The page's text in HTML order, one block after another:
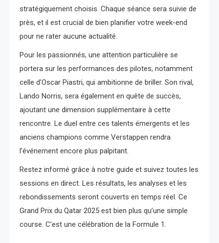
stratégiquement choisis. Chaque séance sera suivie de
près, et il est crucial de bien planifier votre week-end
pour ne rater aucune actualité.
Pour les passionnés, une attention particulière se
portera sur les performances des pilotes, notamment
celle d’Oscar Piastri, qui ambitionne de briller. Son rival,
Lando Norris, sera également en quête de succès,
ajoutant une dimension supplémentaire à cette
rencontre. Le duel entre ces talents émergents et les
anciens champions comme Verstappen rendra
l’événement encore plus palpitant.
Restez informé grâce à notre guide et suivez toutes les
sessions en direct. Les résultats, les analyses et les
rebondissements seront couverts en temps réel. Ce
Grand Prix du Qatar 2025 est bien plus qu’une simple
course. C’est une célébration de la Formule 1.